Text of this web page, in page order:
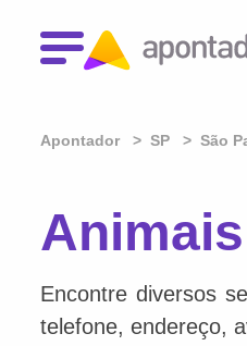
Apontador SP São
Encontre diversos
telefone, endereço,